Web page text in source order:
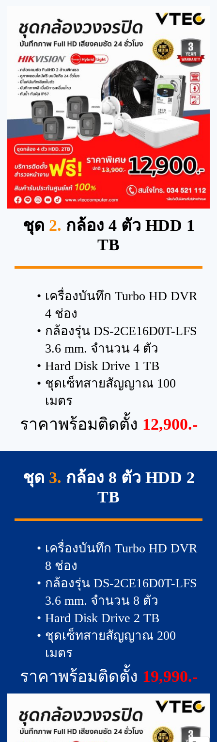
ชุด 2. กล้อง 4 ตัว HDD 1
TB
เครื่องบันทึก Turbo HD DVR
4 ช่อง
กล้องรุ่น DS-2CE16D0T-LFS
3.6 mm. จำนวน 4 ตัว
Hard Disk Drive 1 TB
ชุดเซ็ทสายสัญญาณ 100
เมตร
ราคาพร้อมติดตั้ง 12,900.-
ชุด 3. กล้อง 8 ตัว HDD 2
TB
เครื่องบันทึก Turbo HD DVR
8 ช่อง
กล้องรุ่น DS-2CE16D0T-LFS
3.6 mm. จำนวน 8 ตัว
Hard Disk Drive 2 TB
ชุดเซ็ทสายสัญญาณ 200
เมตร
ราคาพร้อมติดตั้ง 19,990.-